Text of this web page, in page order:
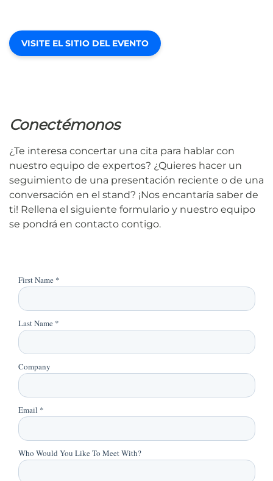
VISITE EL SITIO DEL EVENTO
Conectémonos
¿Te interesa concertar una cita para hablar con
nuestro equipo de expertos? ¿Quieres hacer un
seguimiento de una presentación reciente o de una
conversación en el stand? ¡Nos encantaría saber de
ti! Rellena el siguiente formulario y nuestro equipo
se pondrá en contacto contigo.